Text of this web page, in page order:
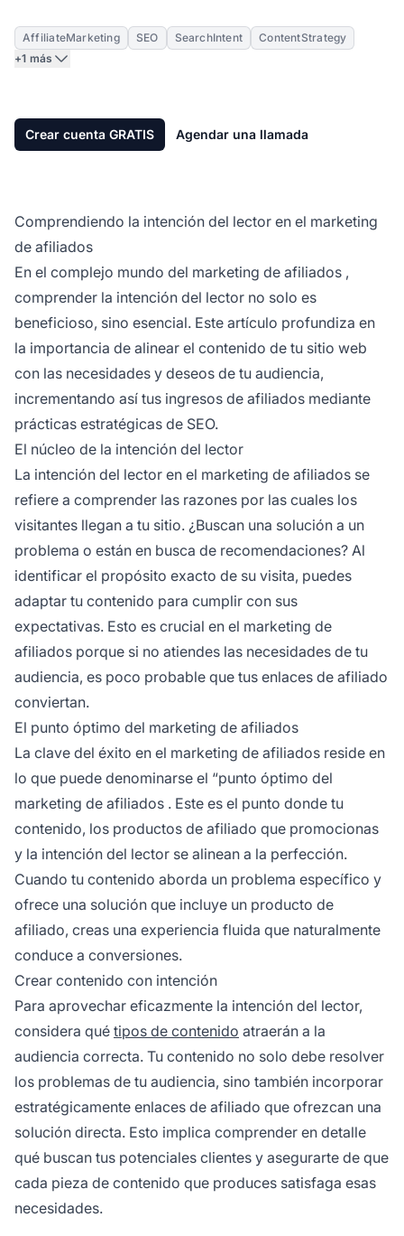
AffiliateMarketing SEO SearchIntent
ContentStrategy
+1 más
Crear cuenta GRATIS Agendar una llamada
Comprendiendo la intención del lector en el marketing
de afiliados
En el complejo mundo del marketing de afiliados ,
comprender la intención del lector no solo es
beneficioso, sino esencial. Este artículo profundiza en
la importancia de alinear el contenido de tu sitio web
con las necesidades y deseos de tu audiencia,
incrementando así tus ingresos de afiliados mediante
prácticas estratégicas de SEO.
El núcleo de la intención del lector
La intención del lector en el marketing de afiliados se
refiere a comprender las razones por las cuales los
visitantes llegan a tu sitio. ¿Buscan una solución a un
problema o están en busca de recomendaciones? Al
identificar el propósito exacto de su visita, puedes
adaptar tu contenido para cumplir con sus
expectativas. Esto es crucial en el marketing de
afiliados porque si no atiendes las necesidades de tu
audiencia, es poco probable que tus enlaces de afiliado
conviertan.
El punto óptimo del marketing de afiliados
La clave del éxito en el marketing de afiliados reside en
lo que puede denominarse el “punto óptimo del
marketing de afiliados . Este es el punto donde tu
contenido, los productos de afiliado que promocionas
y la intención del lector se alinean a la perfección.
Cuando tu contenido aborda un problema específico y
ofrece una solución que incluye un producto de
afiliado, creas una experiencia fluida que naturalmente
conduce a conversiones.
Crear contenido con intención
Para aprovechar eficazmente la intención del lector,
considera qué tipos de contenido atraerán a la
audiencia correcta. Tu contenido no solo debe resolver
los problemas de tu audiencia, sino también incorporar
estratégicamente enlaces de afiliado que ofrezcan una
solución directa. Esto implica comprender en detalle
qué buscan tus potenciales clientes y asegurarte de que
cada pieza de contenido que produces satisfaga esas
necesidades.